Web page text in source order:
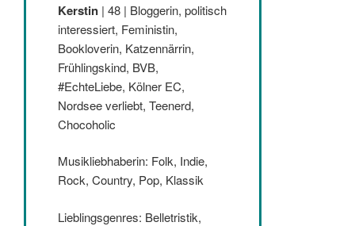
Kerstin | 48 | Bloggerin, politisch
interessiert, Feministin,
Bookloverin, Katzennärrin,
Frühlingskind, BVB,
#EchteLiebe, Kölner EC,
Nordsee verliebt, Teenerd,
Chocoholic
Musikliebhaberin: Folk, Indie,
Rock, Country, Pop, Klassik
Lieblingsgenres: Belletristik,